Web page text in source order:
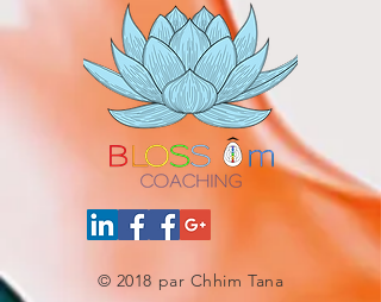
© 2018 par Chhim Tana